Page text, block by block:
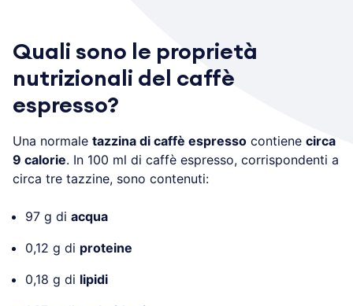
Quali sono le proprietà
nutrizionali del caffè
espresso?
Una normale tazzina di caffè espresso contiene circa
9 calorie. In 100 ml di caffè espresso, corrispondenti a
circa tre tazzine, sono contenuti:
97 g di acqua
0,12 g di proteine
0,18 g di lipidi